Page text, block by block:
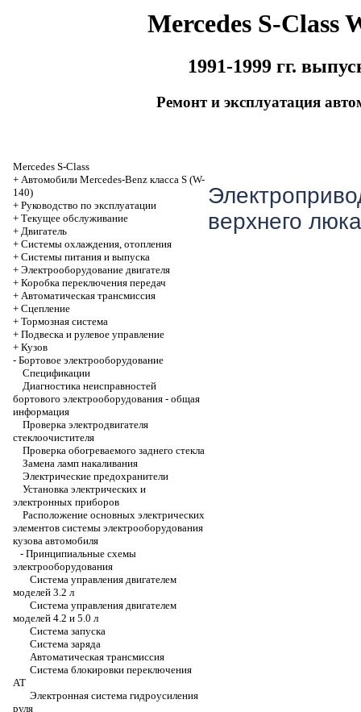
Mercedes S-Class
1991-1999 гг.
Ремонт и эксплуатация
Mercedes S-Class
+ Автомобили Mercedes-Benz класса S (W-
140)
+ Руководство по эксплуатации
+ Текущее обслуживание
+ Двигатель
+ Системы охлаждения, отопления
+ Системы питания и выпуска
+ Электрооборудование двигателя
+ Коробка переключения передач
+ Автоматичеcкая трансмиссия
+ Сцепление
+ Тормозная система
+ Подвеска и рулевое управление
+ Кузов
- Бортовое электрооборудование
Спецификации
Диагностика неисправностей
бортового электрооборудования - общая
информация
Проверка электродвигателя
стеклоочистителя
Проверка обогреваемого заднего стекла
Замена ламп накаливания
Электрические предохранители
Установка электрических и
электронных приборов
Расположение основных электрических
элементов системы электрооборудования
кузова автомобиля
- Принципиальные схемы
электрооборудования
Система управления двигателем
моделей 3.2 л
Система управления двигателем
моделей 4.2 и 5.0 л
Система запуска
Система заряда
Автоматическая трансмиссия
Система блокировки переключения
АТ
Электронная система гидроусиления
руля
верхнего люка